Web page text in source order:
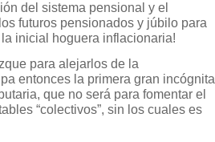
del sistema pensional y el
futuros pensionados y júbilo para
inicial hoguera inflacionaria!
para alejarlos de la
entonces la primera gran incógnita
que no será para fomentar el
“colectivos”, sin los cuales es